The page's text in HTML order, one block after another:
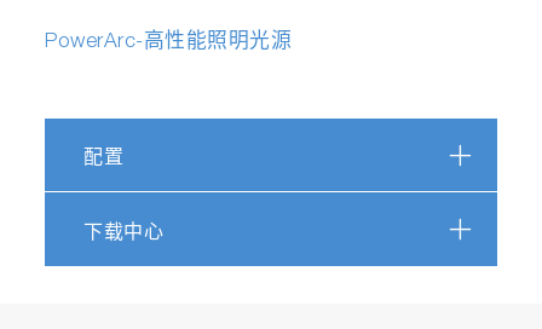
PowerArc-高性能照明光源
配置
下载中心